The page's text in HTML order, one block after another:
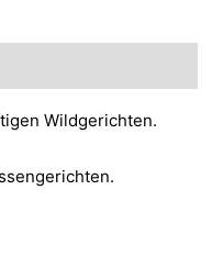
Wildgerichten.